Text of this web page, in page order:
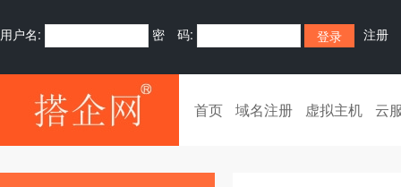
用户名: 密 码: 注册
首页 域名注册 虚拟主机 云